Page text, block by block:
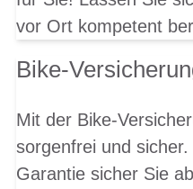
vor Ort kompetent
Bike-
Mit der Bike-
sorgenfrei und
Garantie sicher Sie